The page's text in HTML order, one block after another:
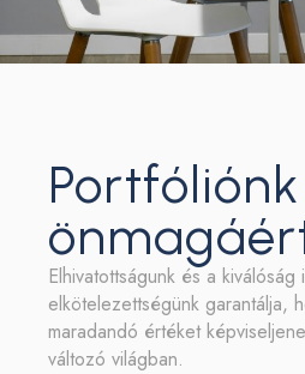
Portfóliónk
Elhivatottságunk és a kiválóság
elkötelezettségünk garantálja,
maradandó értéket
változó világban.